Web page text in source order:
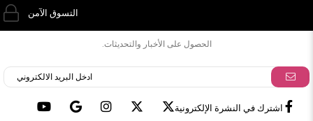
التسوق الآمن
الحصول على الأخبار والتحديثات.
اشترك في النشرة الإلكترونية